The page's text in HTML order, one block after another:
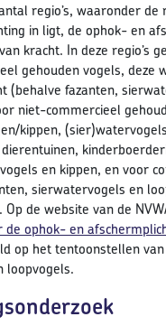
regio’s, waaronder de
in ligt, de ophok- en
kracht. In deze regio’s
gehouden vogels, deze
(behalve fazanten,
niet-commercieel
kippen,
en kippen, en voor
sierwatervogels en
de website van de
de ophok- en
op het tentoonstellen
loopvogels.